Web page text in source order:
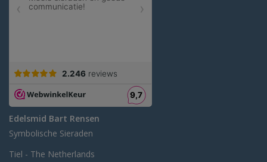
Edelsmid Bart Rensen
Symbolische Sieraden
Tiel - The Netherlands